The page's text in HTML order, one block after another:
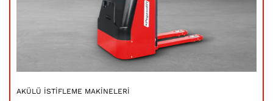
AKÜLÜ İSTIFLEME MAKINELERI